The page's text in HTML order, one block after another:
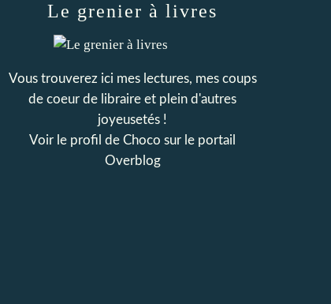
Le grenier à livres
Vous trouverez ici mes lectures, mes coups
de coeur de libraire et plein d'autres
joyeusetés !
Voir le profil de Choco sur le portail
Overblog